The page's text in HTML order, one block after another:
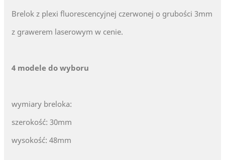
Brelok z plexi fluorescencyjnej czerwonej o grubości 3mm
z grawerem laserowym w cenie.
4 modele do wyboru
wymiary breloka:
szerokość: 30mm
wysokość: 48mm